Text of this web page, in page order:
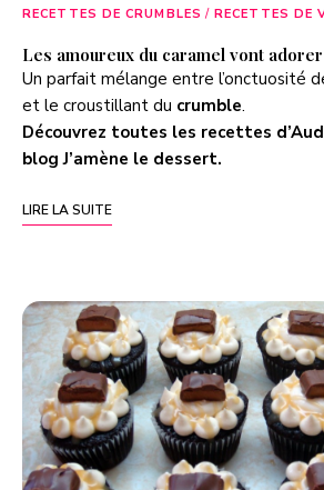
RECETTES DE CRUMBLES / RECETTES DE
Les amoureux du caramel vont
Un parfait mélange entre l’onctuosité
et le croustillant du crumble.
Découvrez toutes les recettes
blogJ’amène le dessert.
LIRE LA SUITE